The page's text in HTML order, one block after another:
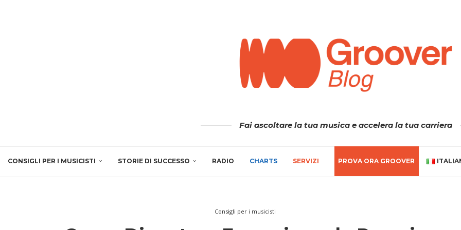
Fai ascoltare la tua musica e accelera la tua carriera
CONSIGLI PER I MUSICISTI STORIE DI SUCCESSO RADIO CHARTS SERVIZI PROVA ORA GROOVER
Consigli per i musicisti